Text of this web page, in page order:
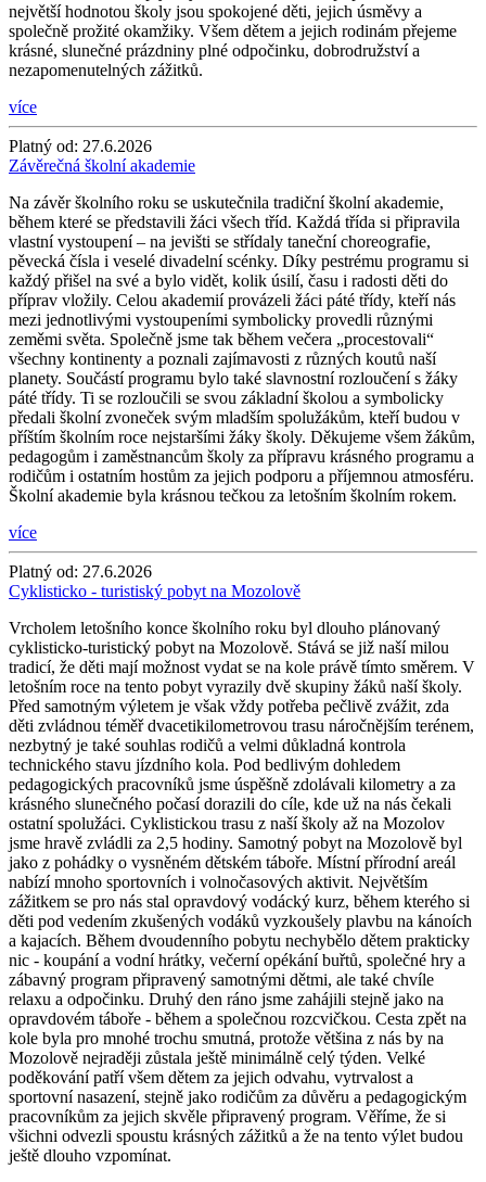
největší hodnotou školy jsou spokojené děti, jejich úsměvy a
společně prožité okamžiky. Všem dětem a jejich rodinám přejeme
krásné, slunečné prázdniny plné odpočinku, dobrodružství a
nezapomenutelných zážitků.
více
Platný od: 27.6.2026
Závěrečná školní akademie
Na závěr školního roku se uskutečnila tradiční školní akademie,
během které se představili žáci všech tříd. Každá třída si připravila
vlastní vystoupení – na jevišti se střídaly taneční choreografie,
pěvecká čísla i veselé divadelní scénky. Díky pestrému programu si
každý přišel na své a bylo vidět, kolik úsilí, času i radosti děti do
příprav vložily. Celou akademií provázeli žáci páté třídy, kteří nás
mezi jednotlivými vystoupeními symbolicky provedli různými
zeměmi světa. Společně jsme tak během večera „procestovali“
všechny kontinenty a poznali zajímavosti z různých koutů naší
planety. Součástí programu bylo také slavnostní rozloučení s žáky
páté třídy. Ti se rozloučili se svou základní školou a symbolicky
předali školní zvoneček svým mladším spolužákům, kteří budou v
příštím školním roce nejstaršími žáky školy. Děkujeme všem žákům,
pedagogům i zaměstnancům školy za přípravu krásného programu a
rodičům i ostatním hostům za jejich podporu a příjemnou atmosféru.
Školní akademie byla krásnou tečkou za letošním školním rokem.
více
Platný od: 27.6.2026
Cyklisticko - turistiský pobyt na Mozolově
Vrcholem letošního konce školního roku byl dlouho plánovaný
cyklisticko-turistický pobyt na Mozolově. Stává se již naší milou
tradicí, že děti mají možnost vydat se na kole právě tímto směrem. V
letošním roce na tento pobyt vyrazily dvě skupiny žáků naší školy.
Před samotným výletem je však vždy potřeba pečlivě zvážit, zda
děti zvládnou téměř dvacetikilometrovou trasu náročnějším terénem,
nezbytný je také souhlas rodičů a velmi důkladná kontrola
technického stavu jízdního kola. Pod bedlivým dohledem
pedagogických pracovníků jsme úspěšně zdolávali kilometry a za
krásného slunečného počasí dorazili do cíle, kde už na nás čekali
ostatní spolužáci. Cyklistickou trasu z naší školy až na Mozolov
jsme hravě zvládli za 2,5 hodiny. Samotný pobyt na Mozolově byl
jako z pohádky o vysněném dětském táboře. Místní přírodní areál
nabízí mnoho sportovních i volnočasových aktivit. Největším
zážitkem se pro nás stal opravdový vodácký kurz, během kterého si
děti pod vedením zkušených vodáků vyzkoušely plavbu na kánoích
a kajacích. Během dvoudenního pobytu nechybělo dětem prakticky
nic - koupání a vodní hrátky, večerní opékání buřtů, společné hry a
zábavný program připravený samotnými dětmi, ale také chvíle
relaxu a odpočinku. Druhý den ráno jsme zahájili stejně jako na
opravdovém táboře - během a společnou rozcvičkou. Cesta zpět na
kole byla pro mnohé trochu smutná, protože většina z nás by na
Mozolově nejraději zůstala ještě minimálně celý týden. Velké
poděkování patří všem dětem za jejich odvahu, vytrvalost a
sportovní nasazení, stejně jako rodičům za důvěru a pedagogickým
pracovníkům za jejich skvěle připravený program. Věříme, že si
všichni odvezli spoustu krásných zážitků a že na tento výlet budou
ještě dlouho vzpomínat.